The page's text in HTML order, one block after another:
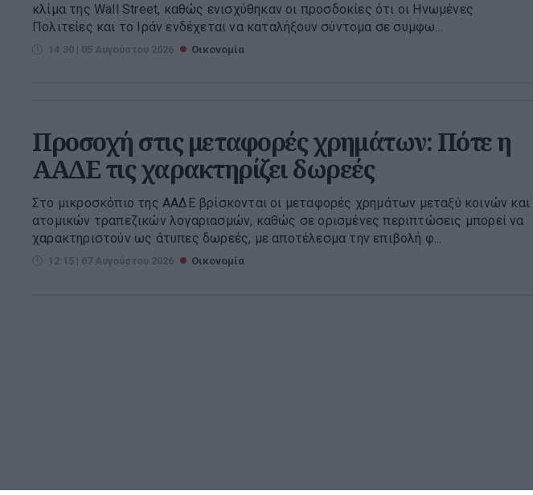
κλίμα της Wall Street, καθώς ενισχύθηκαν οι προσδοκίες ότι οι Ηνωμένες
Πολιτείες και το Ιράν ενδέχεται να καταλήξουν σύντομα σε συμφω...
14:30 | 05 Αυγούστου 2026 Οικονομία
Προσοχή στις μεταφορές χρημάτων: Πότε η
ΑΑΔΕ τις χαρακτηρίζει δωρεές
Στο μικροσκόπιο της ΑΑΔΕ βρίσκονται οι μεταφορές χρημάτων μεταξύ κοινών και
ατομικών τραπεζικών λογαριασμών, καθώς σε ορισμένες περιπτώσεις μπορεί να
χαρακτηριστούν ως άτυπες δωρεές, με αποτέλεσμα την επιβολή φ...
12:15 | 07 Αυγούστου 2026 Οικονομία